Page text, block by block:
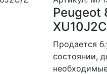
Peugeot
Продается
состоянии,